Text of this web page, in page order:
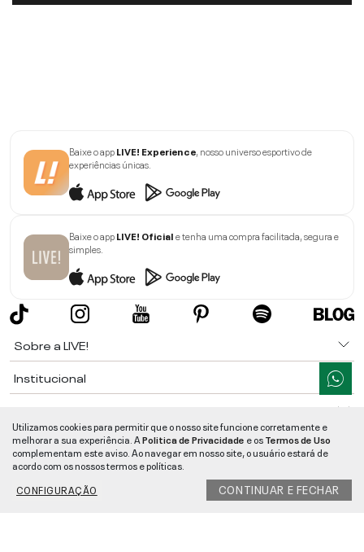
Baixe o appLIVE! Experience , nosso universo esportivo de
experiências únicas.
Baixe o appLIVE! Oficiale tenha uma compra facilitada, segura e
simples.
Sobre a LIVE!
Institucional
Ajuda
Segurança e Qualidade
LIVE!©2026- TODOS OS DIREITOS RESERVADOS -RUA MANOEL FRANCISCO
Utilizamos cookies para permitir que o nosso site funcione corretamente e
melhorar a sua experiência. APolitica de Privacidade e osTermos de Uso
complementam este aviso. Ao navegar em nosso site, o usuário estará de
acordo com os nossos termos e políticas.
CONFIGURAÇÃO
CONTINUAR E FECHAR